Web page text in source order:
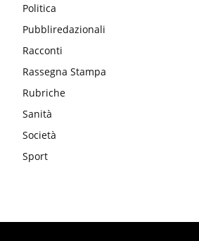
Politica
Pubbliredazionali
Racconti
Rassegna Stampa
Rubriche
Sanità
Società
Sport